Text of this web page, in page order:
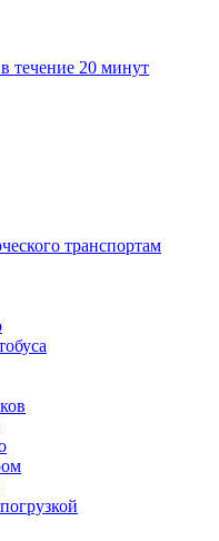
течение 20 минут
транспортам